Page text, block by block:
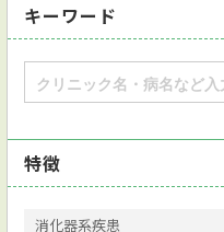
キーワード
特徴
消化器系疾患